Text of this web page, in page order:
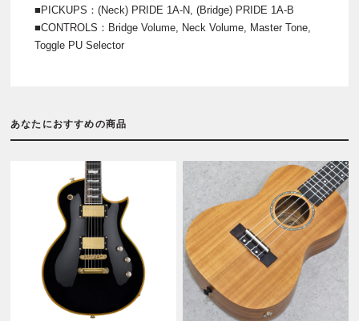
■PICKUPS：(Neck) PRIDE 1A-N, (Bridge) PRIDE 1A-B
■CONTROLS：Bridge Volume, Neck Volume, Master Tone,
Toggle PU Selector
あなたにおすすめの商品